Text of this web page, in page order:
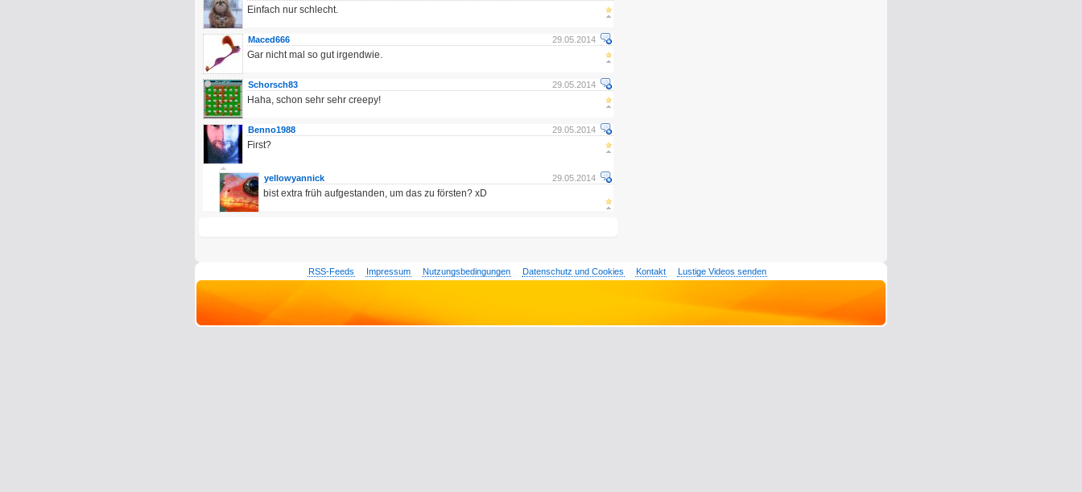
Einfach nur schlecht.
29.05.2014
Maced666
Gar nicht mal so gut irgendwie.
29.05.2014
Schorsch83
Haha, schon sehr sehr creepy!
29.05.2014
Benno1988
First?
29.05.2014
yellowyannick
bist extra früh aufgestanden, um das zu försten? xD
RSS-Feeds Impressum Nutzungsbedingungen Datenschutz und Cookies Kontakt Lustige Videos senden